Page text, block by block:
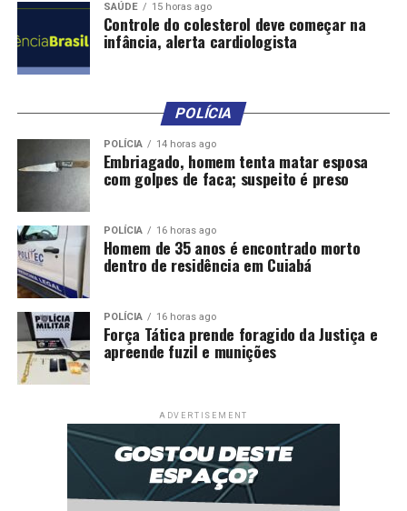
SAÚDE 15 horas ago
Controle do colesterol deve começar na
infância, alerta cardiologista
POLÍCIA
POLÍCIA 14 horas ago
Embriagado, homem tenta matar esposa
com golpes de faca; suspeito é preso
POLÍCIA 16 horas ago
Homem de 35 anos é encontrado morto
dentro de residência em Cuiabá
POLÍCIA 16 horas ago
Força Tática prende foragido da Justiça e
apreende fuzil e munições
ADVERTISEMENT